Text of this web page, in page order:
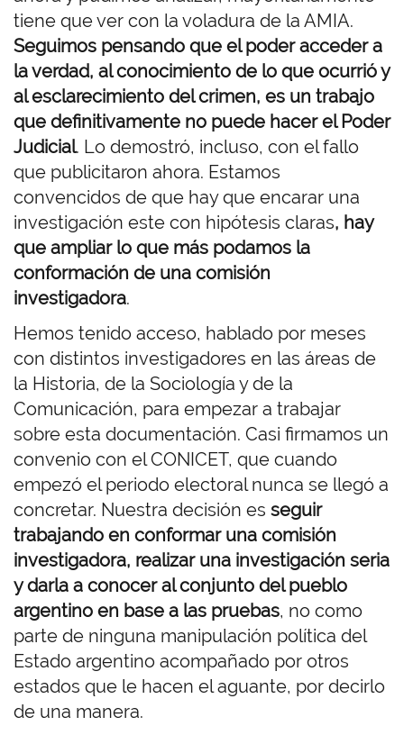
tiene que ver con la voladura de la AMIA.
Seguimos pensando que el poder acceder a
la verdad, al conocimiento de lo que ocurrió y
al esclarecimiento del crimen, es un trabajo
que definitivamente no puede hacer el Poder
Judicial. Lo demostró, incluso, con el fallo
que publicitaron ahora. Estamos
convencidos de que hay que encarar una
investigación este con hipótesis claras, hay
que ampliar lo que más podamos la
conformación de una comisión
investigadora.
Hemos tenido acceso, hablado por meses
con distintos investigadores en las áreas de
la Historia, de la Sociología y de la
Comunicación, para empezar a trabajar
sobre esta documentación. Casi firmamos un
convenio con el CONICET, que cuando
empezó el periodo electoral nunca se llegó a
concretar. Nuestra decisión es seguir
trabajando en conformar una comisión
investigadora, realizar una investigación seria
y darla a conocer al conjunto del pueblo
argentino en base a las pruebas, no como
parte de ninguna manipulación política del
Estado argentino acompañado por otros
estados que le hacen el aguante, por decirlo
de una manera.